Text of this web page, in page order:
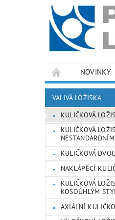
NOVINKY
PODMÍNKY
VALIVÁ LOŽISKA
KULIČKOVÁ
KULIČKOVÁ
KULIČKOVÁ
NAKLÁPĚCÍ
KULIČKOVÁ
KOSOÚHLÝM
AXIÁLNÍ